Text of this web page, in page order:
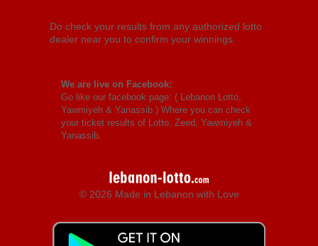
Do check your results from any authorized lotto
dealer near you to confirm your winnings.
We are live on Facebook:
Go like our facebook page: ( Lebanon Lotto,
Yawmiyeh & Yanassib ) Where you can check
your ticket results of Lotto, Zeed, Yawmiyeh &
Yanassib.
© 2026 Made in Lebanon with Love